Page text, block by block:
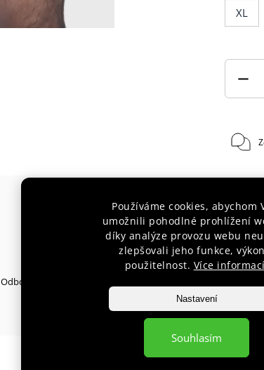
Používáme cookies, abychom
umožnili pohodlné prohlížení
díky analýze provozu webu
zlepšovali jeho funkce,
použitelnost. Více informací
Nastavení
Souhlasím
XL
30 let s Vámi
Odborné poradenství pro začátečníky i
při